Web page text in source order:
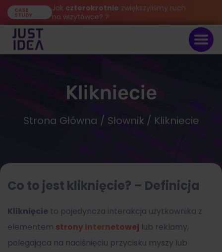
CASE
STUDY
Jak czterokrotnie zwiększyliśmy ruch
na wizytówce? ?
Klikniecie
Strona Główna / Słownik / Klikniecie
Co to jest kliknięcie? – Definicja
Kliknięcie to pojedyncza interakcja użytkownika z
elementem strony internetowej lub reklamy,
polegająca na naciśnięciu przycisku myszy lub